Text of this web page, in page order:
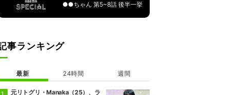
●●ちゃん 第5~8話 後半一挙
事ランキング
最新 24時間 週間
元リトグリ・Manaka（25）、ラ